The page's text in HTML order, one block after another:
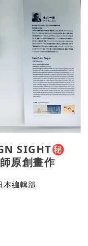
SIGHT㊙
原創畫作
本編輯部